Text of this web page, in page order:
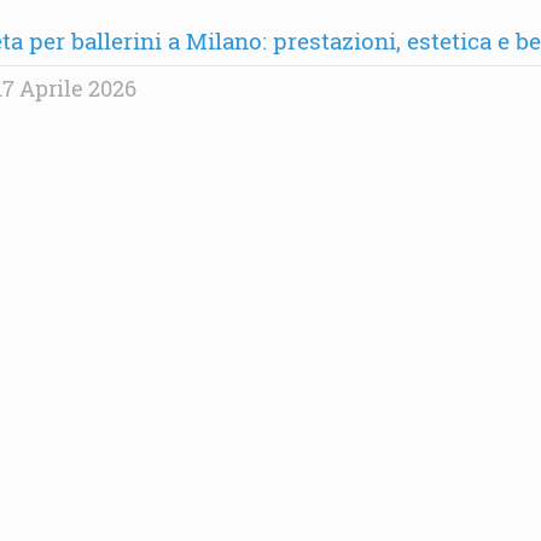
per ballerini a Milano: prestazioni, estetica e
Aprile 2026